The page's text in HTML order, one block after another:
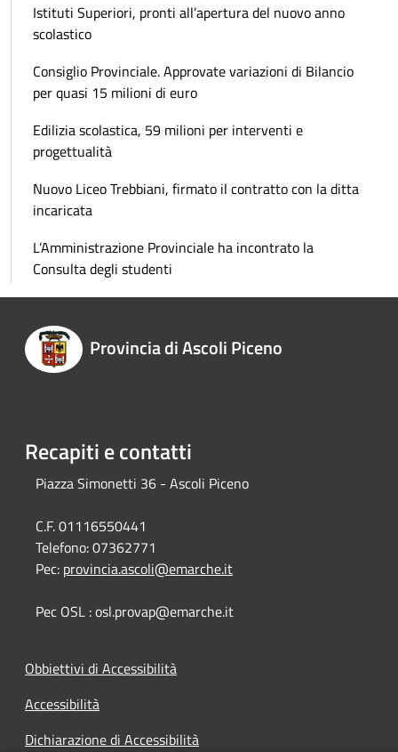
Istituti Superiori, pronti all’apertura del nuovo anno
scolastico
Consiglio Provinciale. Approvate variazioni di Bilancio
per quasi 15 milioni di euro
Edilizia scolastica, 59 milioni per interventi e
progettualità
Nuovo Liceo Trebbiani, firmato il contratto con la ditta
incaricata
L’Amministrazione Provinciale ha incontrato la
Consulta degli studenti
Provincia di Ascoli Piceno
Recapiti e contatti
Piazza Simonetti 36 - Ascoli Piceno
C.F. 01116550441
Telefono:07362771
Pec: provincia.ascoli@emarche.it
Pec OSL : osl.provap@emarche.it
Obbiettivi di Accessibilità
Accessibilità
Dichiarazione di Accessibilità